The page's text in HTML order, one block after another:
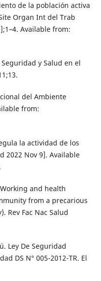
de la población activa
Organ Int del Trab
Available from:
y Salud en el
del Ambiente
from:
la actividad de los
2022 Nov 9]. Available
.
and health
from a precarious
Rev Fac Nac Salud
Ley De Seguridad
DS N° 005-2012-TR. El